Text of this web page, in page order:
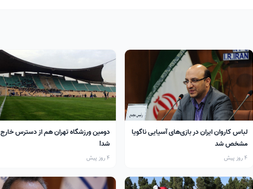
لباس کاروان ایران در بازی‌های آسیایی ناگویا
مشخص شد
4 روز پیش
دومین ورزشگاه تهران هم از دسترس خارج
شد!
4 روز پیش